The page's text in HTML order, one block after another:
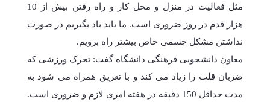
مثل فعالیت در منزل و محل کار و راه رفتن بیش از 10
هزار قدم در روز ضروری است. ما باید یاد بگیریم در صورت
نداشتن مشکل جسمی خاص بیشتر راه برویم.
معاون دانشجویی فرهنگی دانشگاه گفت: تحرک ورزشی که
ضربان قلب را زیاد می کند و با تعریق همراه می شود به
مدت حداقل 150 دقیقه در هفته امری لازم و ضروری است.